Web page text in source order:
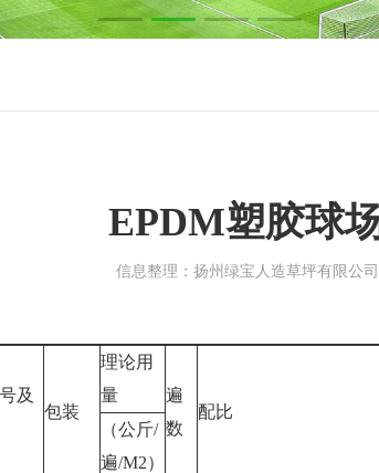
EPDM塑胶球
信息整理：扬州绿宝人造草坪有限公
及
包装
理论用
量
遍
数
配比
（公斤/
遍/M2）